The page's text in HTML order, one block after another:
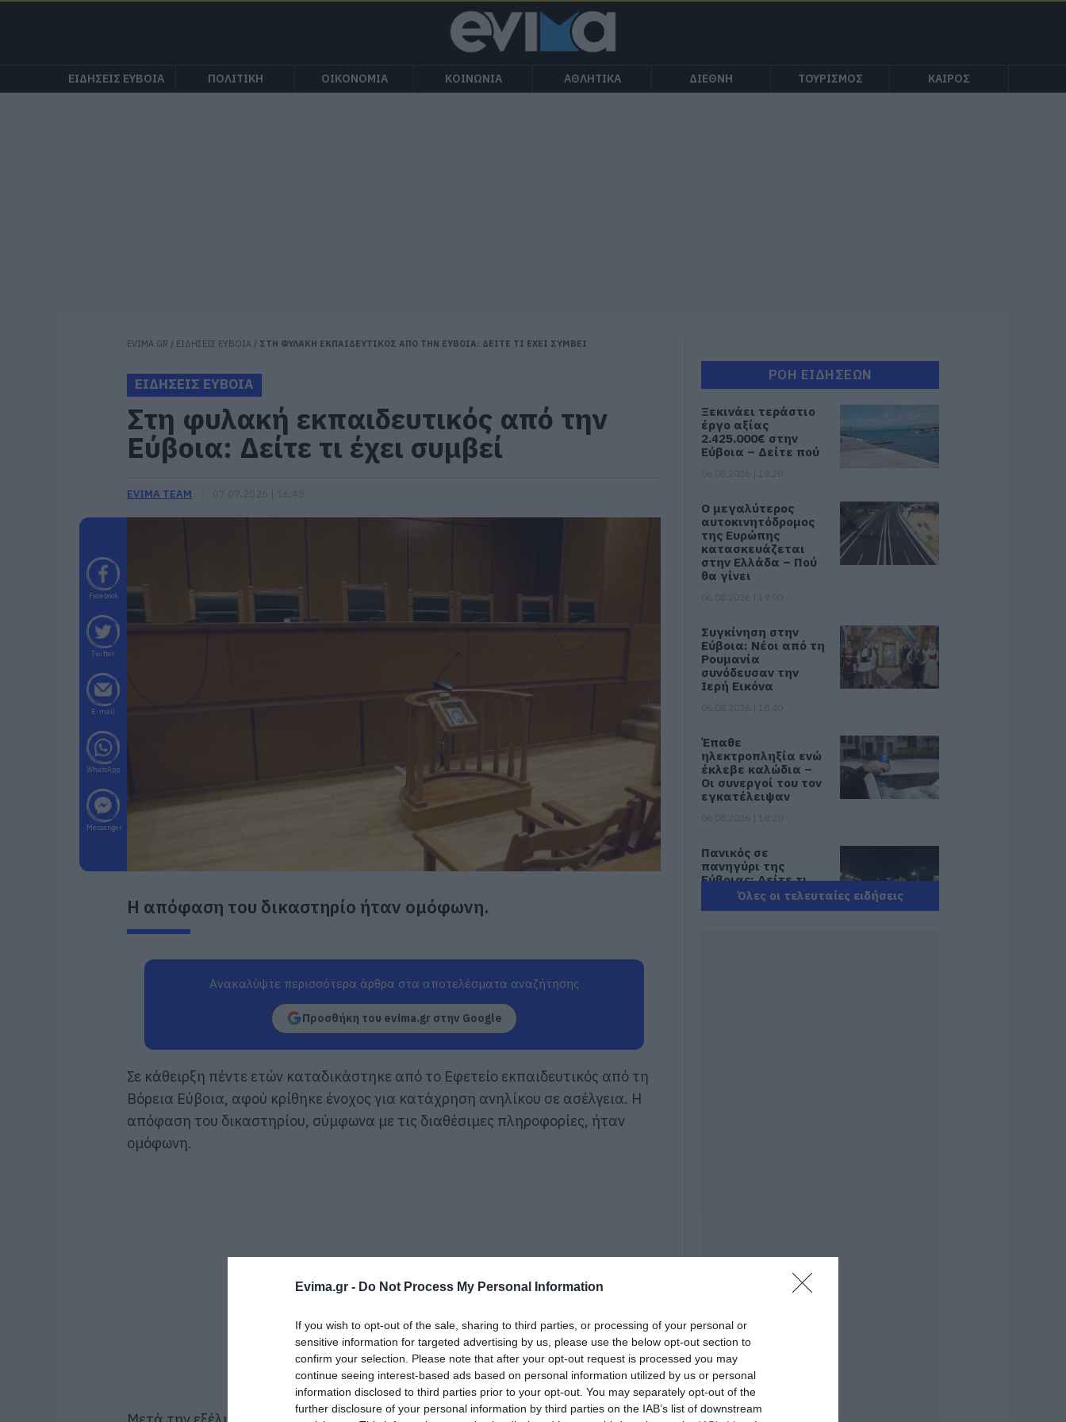
Evima.gr - Do Not Process My Personal Information
If you wish to opt-out of the sale, sharing to third parties, or processing of your personal or
sensitive information for targeted advertising by us, please use the below opt-out section to
confirm your selection. Please note that after your opt-out request is processed you may
continue seeing interest-based ads based on personal information utilized by us or personal
information disclosed to third parties prior to your opt-out. You may separately opt-out of the
further disclosure of your personal information by third parties on the IAB’s list of downstream
ΕΙΔΗΣΕΙΣ ΕΥΒΟΙΑ ΠΟΛΙΤΙΚΗ ΟΙΚΟΝΟΜΙΑ ΚΟΙΝΩΝΙΑ ΑΘΛΗΤΙΚΑ ΔΙΕΘΝΗ ΤΟΥΡΙΣΜΟΣ ΚΑΙΡΟΣ
EVIMA.GR / ΕΙΔΗΣΕΙΣ ΕΥΒΟΙΑ / ΣΤΗ ΦΥΛΑΚΗ ΕΚΠΑΙΔΕΥΤΙΚΟΣ ΑΠΟ ΤΗΝ ΕΥΒΟΙΑ: ΔΕΙΤΕ ΤΙ ΕΧΕΙ ΣΥΜΒΕΙ
ΕΙΔΗΣΕΙΣ ΕΥΒΟΙΑ
Στη φυλακή εκπαιδευτικός από την
Εύβοια: Δείτε τι έχει συμβεί
EVIMA TEAM
Facebook
Twitter
E-mail
WhatsApp
Messenger
Η απόφαση του δικαστηρίο ήταν ομόφωνη.
Ανακαλύψτε περισσότερα άρθρα στα αποτελέσματα αναζήτησης
Προσθήκη του evima.gr στην Google
Σε κάθειρξη πέντε ετών καταδικάστηκε από το Εφετείο εκπαιδευτικός από τη
Βόρεια Εύβοια, αφού κρίθηκε ένοχος για κατάχρηση ανηλίκου σε ασέλγεια. Η
απόφαση του δικαστηρίου, σύμφωνα με τις διαθέσιμες πληροφορίες, ήταν
ομόφωνη.
ΡΟΗ ΕΙΔΗΣΕΩΝ
Ξεκινάει τεράστιο
έργο αξίας
2.425.000€ στην
Εύβοια – Δείτε πού
Ο μεγαλύτερος
αυτοκινητόδρομος
της Ευρώπης
κατασκευάζεται
στην Ελλάδα – Πού
θα γίνει
Συγκίνηση στην
Εύβοια: Νέοι από τη
Ρουμανία
συνόδευσαν την
Ιερή Εικόνα
Έπαθε
ηλεκτροπληξία ενώ
έκλεβε καλώδια –
Οι συνεργοί του τον
εγκατέλειψαν
Πανικός σε
πανηγύρι της
Εύβοιας: Δείτε τι
έγινε χθες το βράδυ
06.08.2026 | 18:00
06.08.2026 | 17:00
δασκάλων στην
Εύβοια – Το θέμα
πάει στην βουλή
06.08.2026 | 16:45
Έρχεται ισχυρό
κύμα ζέστης: Πότε η
Όλες οι τελευταίες ειδήσεις